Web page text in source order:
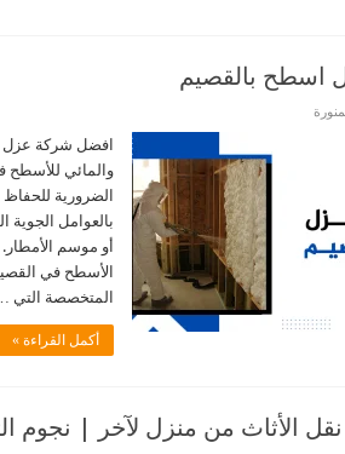
اسطح بالقصيم
افضل شركة عزل
والمائي للأسطح
الضرورية
بالعوامل
أو موسم
الأسطح في
المتخصصة التي
أكمل القراءة »
نقل الأثاث من منزل لآخر | نجوم